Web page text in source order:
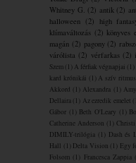
Whitney G. (2) antik (2)
halloween (2) high
klímaváltozás (2) könyves
magán (2) pagony (2)
várólista (2) vérfarkas (2)
Szem (1) A férfiak végnapjai (1)
kard krónikái
(1) A szív
Akkord
(1) Alexandra (1)
Dellaira (1) Az ezredik emelet
Gábor
(1) Beth O'Leary (1)
Catherine Anderson
(1)
DIMILY-trilógia
(1) Dash és
Hall
(1) Delta Vision (1) Egy
Folsom
(1) Francesca Zappia